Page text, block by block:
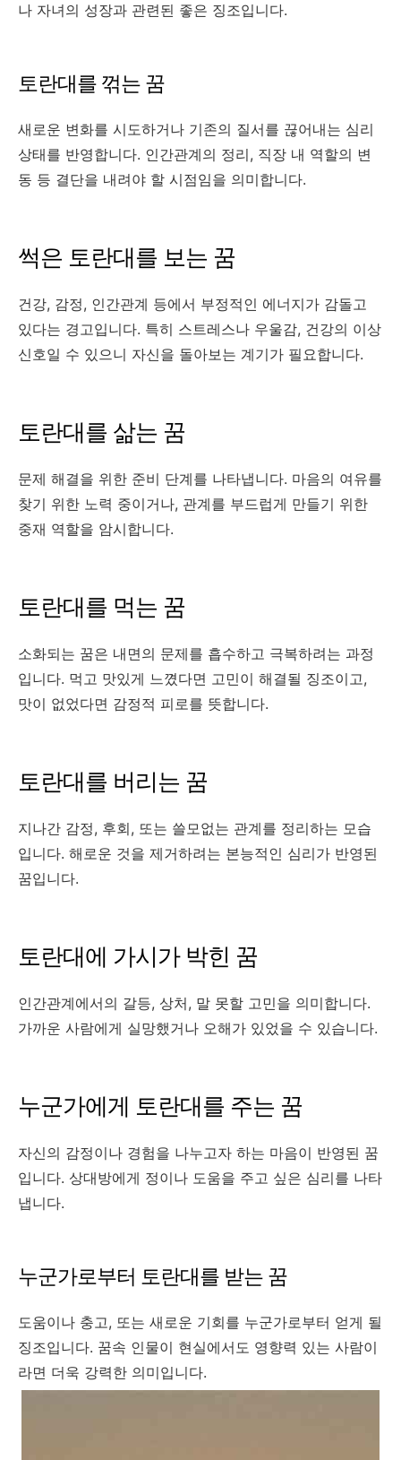
나 자녀의 성장과 관련된 좋은 징조입니다.
토란대를 꺾는 꿈
새로운 변화를 시도하거나 기존의 질서를 끊어내는 심리
상태를 반영합니다. 인간관계의 정리, 직장 내 역할의 변
동 등 결단을 내려야 할 시점임을 의미합니다.
썩은 토란대를 보는 꿈
건강, 감정, 인간관계 등에서 부정적인 에너지가 감돌고
있다는 경고입니다. 특히 스트레스나 우울감, 건강의 이상
신호일 수 있으니 자신을 돌아보는 계기가 필요합니다.
토란대를 삶는 꿈
문제 해결을 위한 준비 단계를 나타냅니다. 마음의 여유를
찾기 위한 노력 중이거나, 관계를 부드럽게 만들기 위한
중재 역할을 암시합니다.
토란대를 먹는 꿈
소화되는 꿈은 내면의 문제를 흡수하고 극복하려는 과정
입니다. 먹고 맛있게 느꼈다면 고민이 해결될 징조이고,
맛이 없었다면 감정적 피로를 뜻합니다.
토란대를 버리는 꿈
지나간 감정, 후회, 또는 쓸모없는 관계를 정리하는 모습
입니다. 해로운 것을 제거하려는 본능적인 심리가 반영된
꿈입니다.
토란대에 가시가 박힌 꿈
인간관계에서의 갈등, 상처, 말 못할 고민을 의미합니다.
가까운 사람에게 실망했거나 오해가 있었을 수 있습니다.
누군가에게 토란대를 주는 꿈
자신의 감정이나 경험을 나누고자 하는 마음이 반영된 꿈
입니다. 상대방에게 정이나 도움을 주고 싶은 심리를 나타
냅니다.
누군가로부터 토란대를 받는 꿈
도움이나 충고, 또는 새로운 기회를 누군가로부터 얻게 될
징조입니다. 꿈속 인물이 현실에서도 영향력 있는 사람이
라면 더욱 강력한 의미입니다.